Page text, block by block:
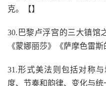
克。【】
30.巴黎卢浮宫的三大镇馆
《蒙娜丽莎》《萨摩色雷斯
31.形式美法则包括对称
度、节奏和韵律、变化与统